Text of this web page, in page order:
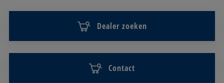
Dealer zoeken
Contact